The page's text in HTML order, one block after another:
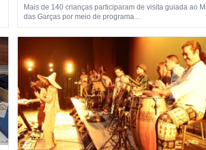
Mais de 140 crianças participaram de visita guiada ao
das Garças por meio de programa...